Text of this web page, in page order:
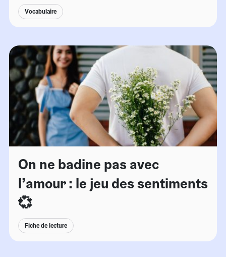
Vocabulaire
On ne badine pas avec
l’amour : le jeu des sentiments
💞
Fiche de lecture